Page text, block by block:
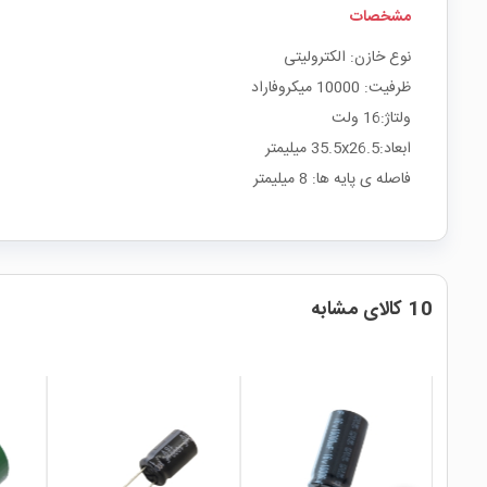
مشخصات
نوع خازن: الکترولیتی
ظرفیت: 10000 میکروفاراد
ولتاژ:16 ولت
ابعاد:35.5x26.5 میلیمتر
فاصله ی پایه ها: 8 میلیمتر
10 کالای مشابه